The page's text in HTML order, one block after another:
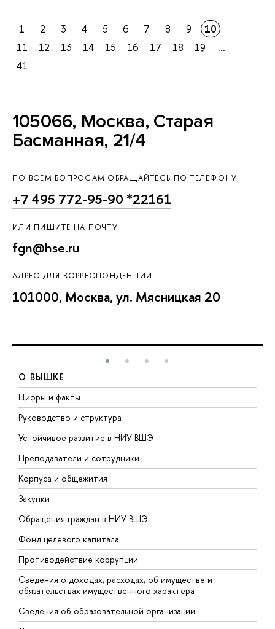
1 2 3 4 5 6 7 8 9
10
11
12 13 14 15 16 17 18 19
...
41
105066, Москва, Старая
Басманная, 21/4
ПО ВСЕМ ВОПРОСАМ ОБРАЩАЙТЕСЬ ПО ТЕЛЕФОНУ
+7 495 772-95-90 *22161
ИЛИ ПИШИТЕ НА ПОЧТУ
fgn@hse.ru
АДРЕС ДЛЯ КОРРЕСПОНДЕНЦИИ:
101000, Москва, ул. Мясницкая 20
О ВЫШКЕ
Цифры и факты
Руководство и структура
Устойчивое развитие в НИУ ВШЭ
Преподаватели и сотрудники
Корпуса и общежития
Закупки
Обращения граждан в НИУ ВШЭ
Фонд целевого капитала
Противодействие коррупции
Сведения о доходах, расходах, об имуществе и
обязательствах имущественного характера
Сведения об образовательной организации